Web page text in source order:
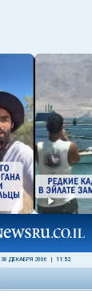
30 ДЕКАБРЯ 2006 11:52